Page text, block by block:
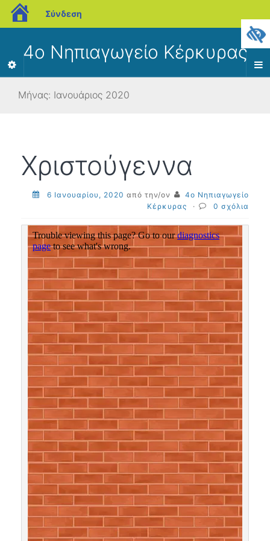
blogs.sch.gr
Σύνδεση
4ο Νηπιαγωγείο Κέρκυρας
Μήνας: Ιανουάριος 2020
Χριστούγεννα
6 Ιανουαρίου, 2020 από την/ον
4o Νηπιαγωγείο
Κέρκυρας
· 0 σχόλια